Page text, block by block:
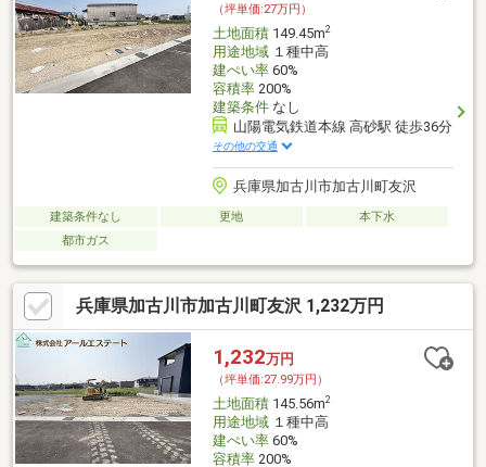
（坪単価:27万円）
土地面積149.45m2
用途地域１種中高
建ぺい率60%
容積率200%
建築条件なし
山陽電気鉄道本線 高砂駅 徒歩36分
その他の交通
兵庫県加古川市加古川町友沢
建築条件なし 更地
本下水
都市ガス
兵庫県加古川市加古川町友沢 1,232万円
1,232万円
（坪単価:27.99万円）
土地面積145.56m2
用途地域１種中高
建ぺい率60%
容積率200%